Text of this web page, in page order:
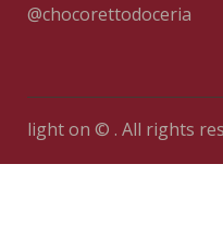
@chocorettodoceria
light on © . All rights